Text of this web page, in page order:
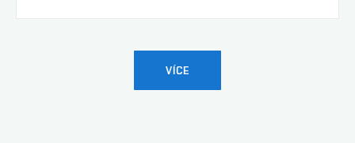
VÍCE